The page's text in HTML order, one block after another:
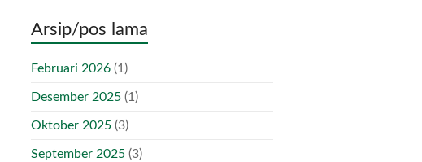
Arsip/pos lama
Februari 2026(1)
Desember 2025(1)
Oktober 2025(3)
September 2025(3)